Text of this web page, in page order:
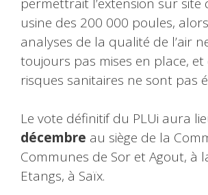
usine des 200 000 poules,
analyses de la qualité de l’air
toujours pas mises en place, et
risques sanitaires ne sont pas
Le vote définitif du PLUi aura
décembre au siège de la
Communes de Sor et Agout, à
Etangs, à Saïx.